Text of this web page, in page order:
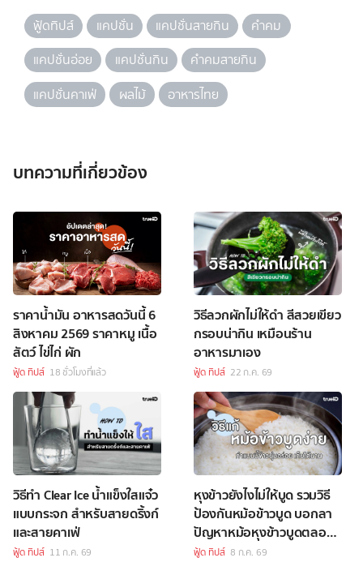
ฟู้ดทิปส์ แคปชั่น แคปชั่นสายกิน
คำคม
แคปชั่นอ่อย
แคปชั่นกิน
คำคมสายกิน
แคปชั่นคาเฟ่
ผลไม้ อาหารไทย
บทความที่เกี่ยวข้อง
ราคาน้ำมัน อาหารสดวันนี้ 6
สิงหาคม 2569 ราคาหมู เนื้อ
สัตว์ ไข่ไก่ ผัก
ฟู้ด ทิปส์ 18 ชั่วโมงที่แล้ว
วิธีลวกผักไม่ให้ดำ สีสวยเขียว
กรอบน่ากิน เหมือนร้าน
อาหารมาเอง
ฟู้ด ทิปส์ 22 ก.ค. 69
วิธีทำ Clear Ice น้ำแข็งใสแจ๋ว
แบบกระจก สำหรับสายดริ้งก์
และสายคาเฟ่
ฟู้ด ทิปส์ 11 ก.ค. 69
หุงข้าวยังไงไม่ให้บูด รวมวิธี
ป้องกันหม้อข้าวบูด บอกลา
ปัญหาหม้อหุงข้าวบูดตลอด
ไปได้เลย
ฟู้ด ทิปส์ 8 ก.ค. 69